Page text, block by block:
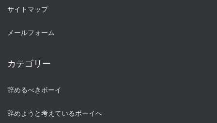
サイトマップ
メールフォーム
カテゴリー
辞めるべきボーイ
辞めようと考えているボーイへ